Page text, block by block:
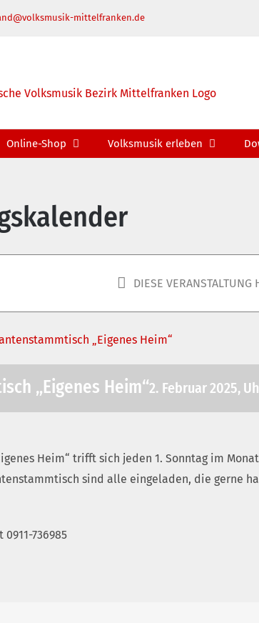
mittelfranken.de
Online-Shop Volksmusik erleben
DIESE VERANSTALTUNG
„Eigenes Heim“
„Eigenes Heim“2. Februar 2025,
Heim“ trifft sich jeden 1. Sonntag im
sind alle eingeladen, die gerne
736985